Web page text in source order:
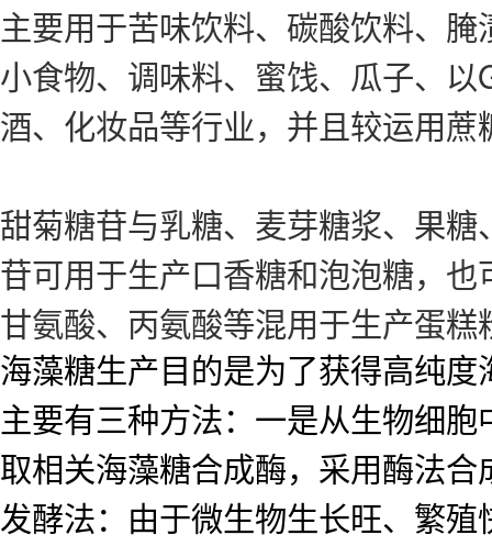
主要用于苦味饮料、碳酸饮料、
小食物、调味料、蜜饯、瓜子、
酒、化妆品等行业，并且较运用
甜菊糖苷与乳糖、麦芽糖浆、果
苷可用于生产口香糖和泡泡糖，
甘氨酸、丙氨酸等混用于生产蛋
海藻糖生产目的是为了获得高纯
主要有三种方法：一是从生物细
取相关海藻糖合成酶，采用酶法合
发酵法：由于微生物生长旺、繁